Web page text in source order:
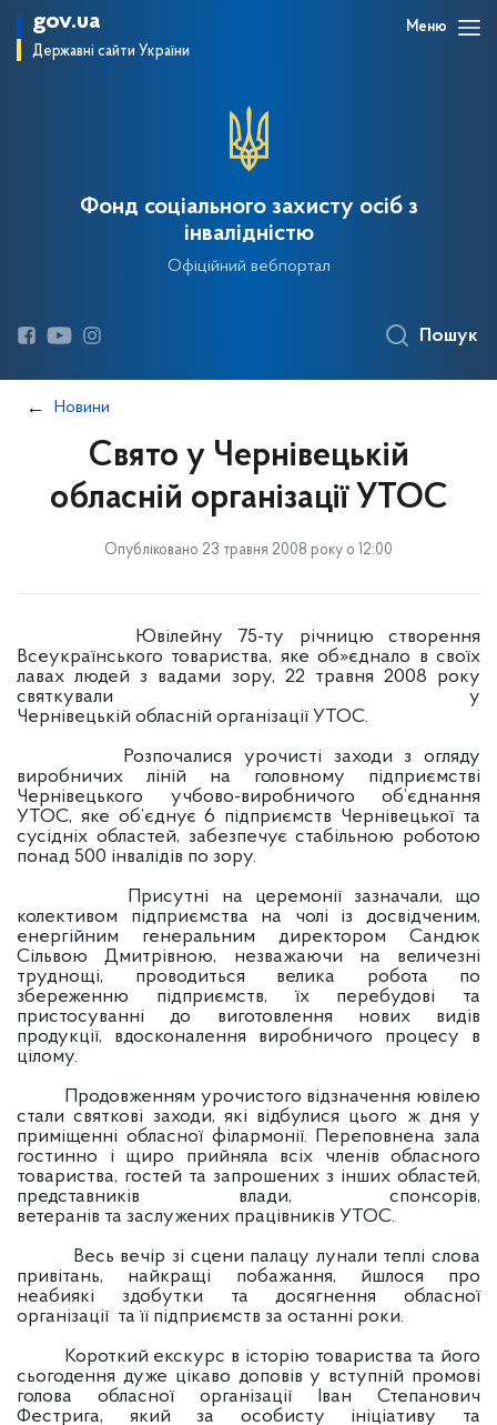
gov.ua
Державні сайти України
Меню
Фонд соціального захисту осіб з
інвалідністю
Офіційний вебпортал
Пошук
Новини
Свято у Чернівецькій
обласній організації УТОС
Опубліковано 23 травня 2008 року о 12:00
Ювілейну 75-ту річницю створення
Всеукраїнського товариства, яке об»єднало в своїх
лавах людей з вадами зору, 22 травня 2008 року
святкували у
Чернівецькій обласній організації УТОС.
Розпочалися урочисті заходи з огляду
виробничих ліній на головному підприємстві
Чернівецького учбово-виробничого об’єднання
УТОС, яке об’єднує 6 підприємств Чернівецької та
сусідніх областей, забезпечує стабільною роботою
понад 500 інвалідів по зору.
Присутні на церемонії зазначали, що
колективом підприємства на чолі із досвідченим,
енергійним генеральним директором Сандюк
Сільвою Дмитрівною, незважаючи на величезні
труднощі, проводиться велика робота по
збереженню підприємств, їх перебудові та
пристосуванні до виготовлення нових видів
продукції, вдосконалення виробничого процесу в
цілому.
Продовженням урочистого відзначення ювілею
стали святкові заходи, які відбулися цього ж дня у
приміщенні обласної філармонії. Переповнена зала
гостинно і щиро прийняла всіх членів обласного
товариства, гостей та запрошених з інших областей,
представників влади, спонсорів,
ветеранів та заслужених працівників УТОС.
Весь вечір зі сцени палацу лунали теплі слова
привітань, найкращі побажання, йшлося про
неабиякі здобутки та досягнення обласної
організації та її підприємств за останні роки.
Короткий екскурс в історію товариства та його
сьогодення дуже цікаво доповів у вступній промові
голова обласної організації Іван Степанович
Фестрига, який за особисту ініціативу та